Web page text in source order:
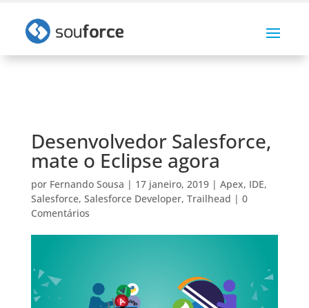
Desenvolvedor Salesforce,
mate o Eclipse agora
por Fernando Sousa | 17 janeiro, 2019| Apex, IDE,
Salesforce, Salesforce Developer, Trailhead | 0
Comentários